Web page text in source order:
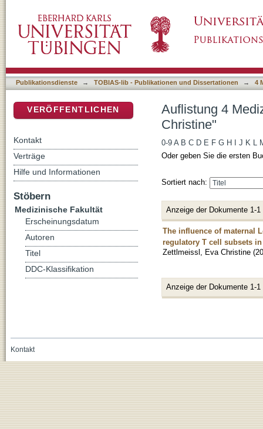
Publikationsdienste → TOBIAS-lib - Publikationen und Dissertationen → 4
Auflistung 4
Christine"
0-9 A B C D E F G H J K L
Oder geben Sie die ersten
Sortiert nach:
Anzeige der Dokumente 1-1
The influence of maternal
regulatory T cell subsets
Zettlmeissl, Eva Christine (
Anzeige der Dokumente 1-1
VERÖFFENTLICHEN
Kontakt
Verträge
Hilfe und Informationen
Stöbern
Medizinische Fakultät
Erscheinungsdatum
Autoren
Titel
DDC-Klassifikation
Kontakt